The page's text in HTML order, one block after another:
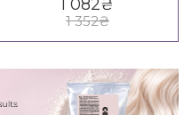
1 082₴
1 352₴